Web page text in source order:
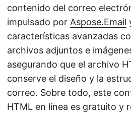
contenido del correo
impulsado por Aspose.Email
características avanzadas
archivos adjuntos e
asegurando que el archivo
conserve el diseño y la
correo. Sobre todo, este
HTML en línea es gratuito y